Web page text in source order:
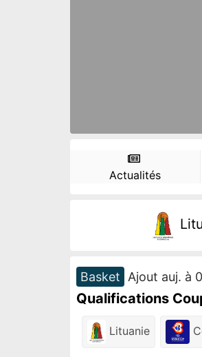
Actualités
Basket Ajout auj. à
Qualifications
Lituanie